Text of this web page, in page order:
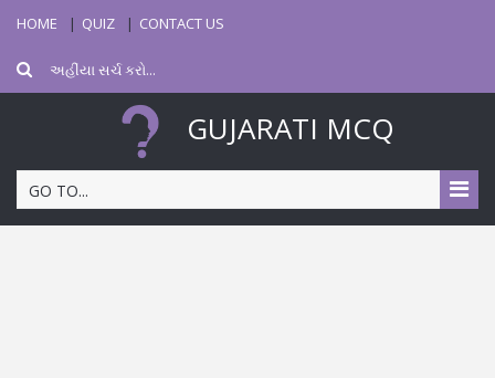
HOME QUIZ CONTACT US
GUJARATI MCQ
GO TO...